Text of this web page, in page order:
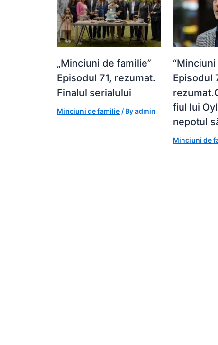
„Minciuni de familie”
Episodul 71, rezumat.
Finalul serialului
Minciuni de familie / Byadmin
Episodul
fiul lui
nepotul
Minciuni de